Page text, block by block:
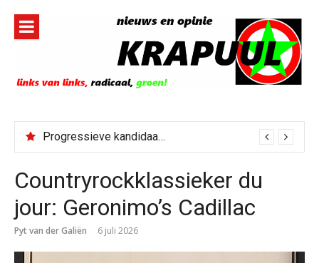
inhoud
Progressieve kandidaat El-Sayed senaatskandidaat Michigan
Countryrockklassieker du
jour: Geronimo’s Cadillac
Pyt van der Galiën 6 juli 2026